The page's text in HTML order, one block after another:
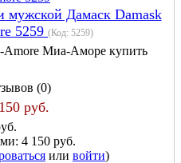
мужской Дамаск Damask
5259 (Код: 5259)
Amore Миа-Аморе купить
(0)
руб.
4 150 руб.
или войти)